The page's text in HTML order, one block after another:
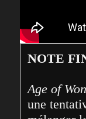
NOTE
Age of
une